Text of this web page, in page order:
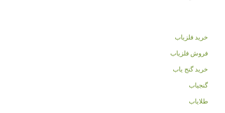
خرید فلزیاب
فروش فلزیاب
خرید گنج یاب
گنجیاب
طلایاب